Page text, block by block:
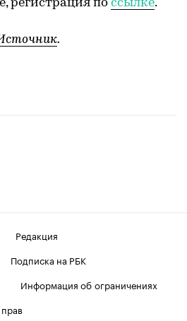
регистрация по ссылке.
.
Редакция
Подписка на РБК
Информация об ограничениях